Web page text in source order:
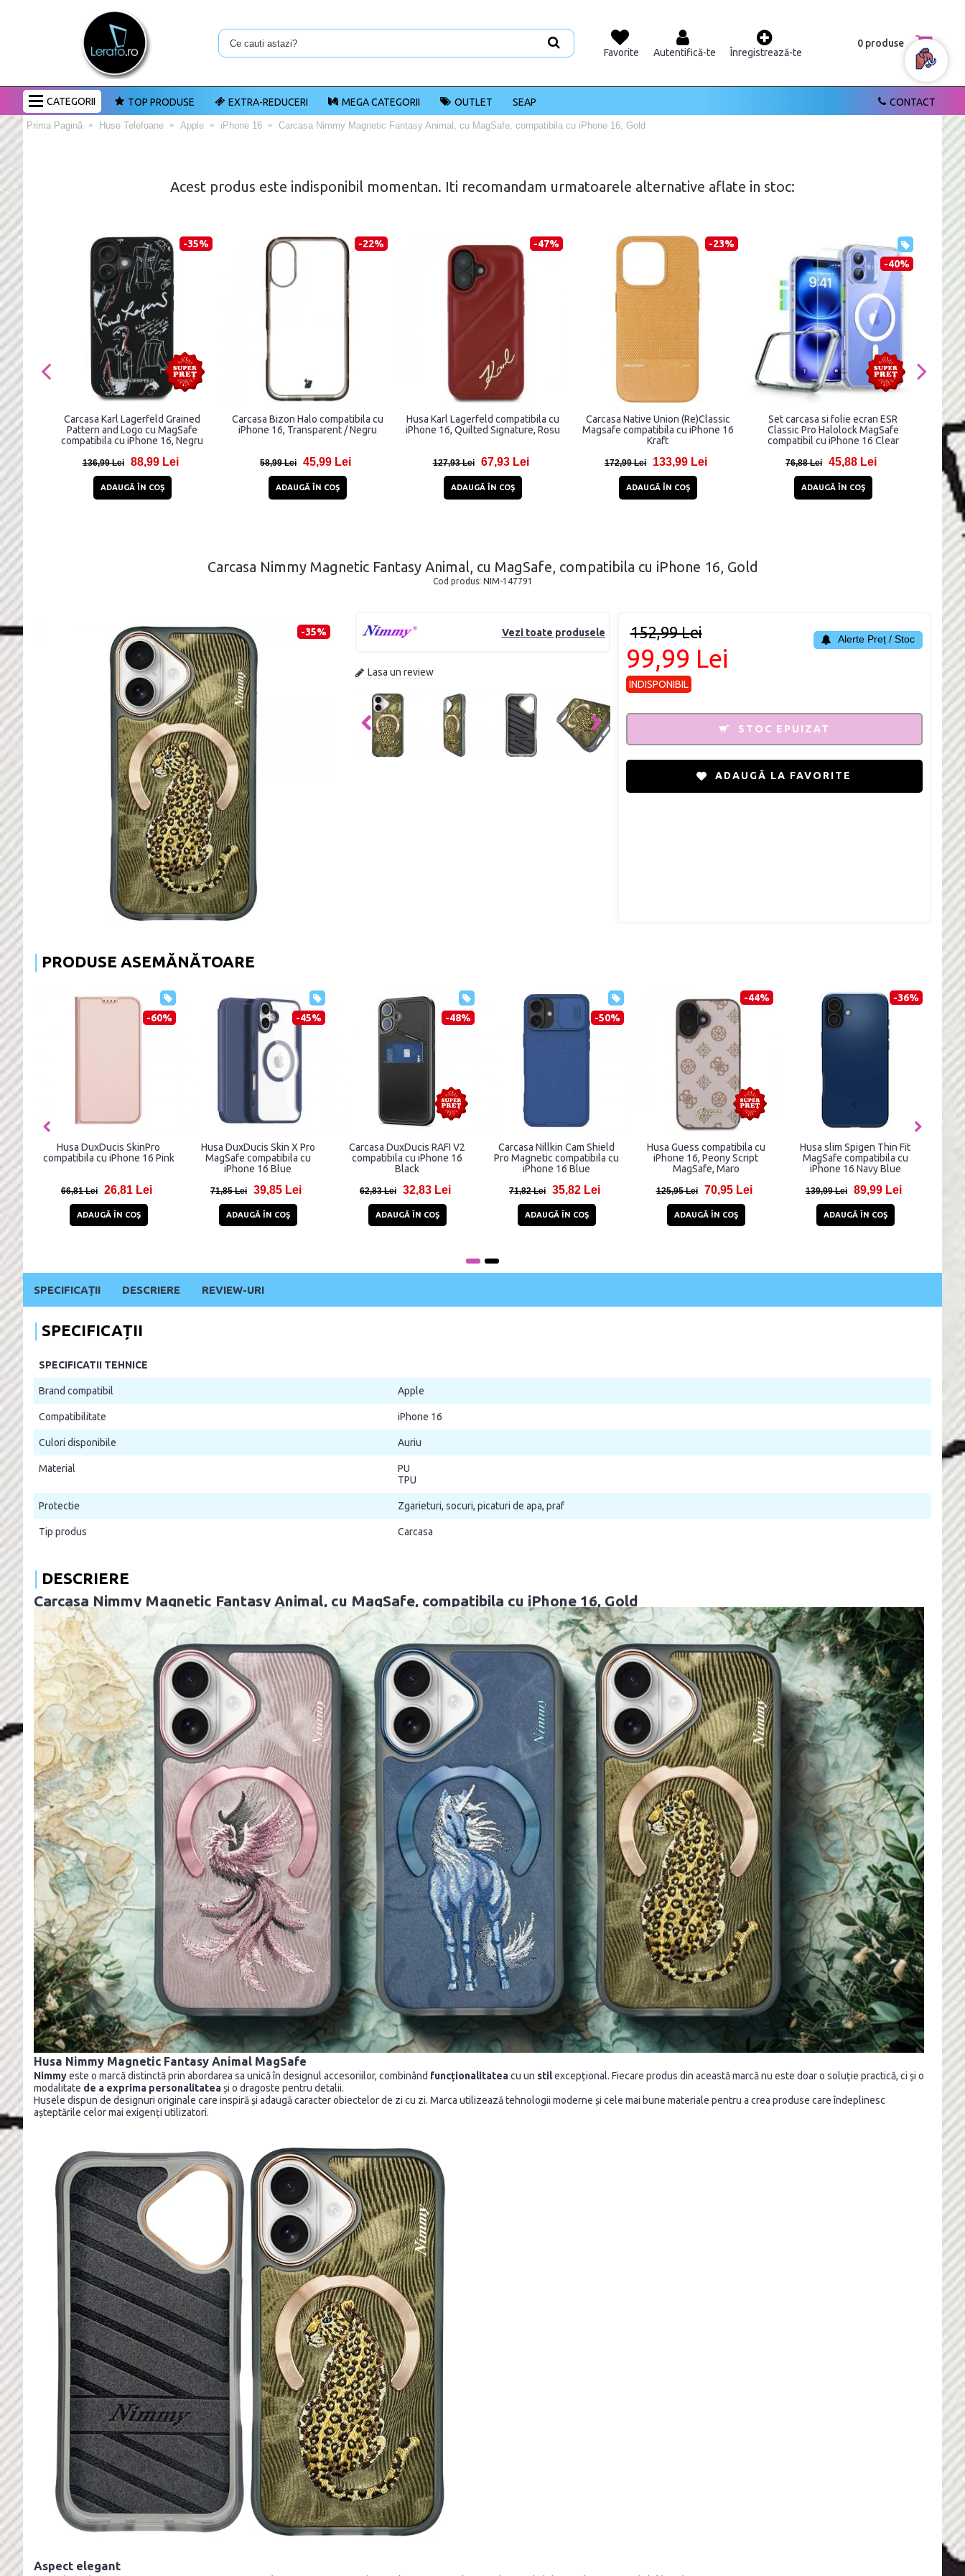
Favorite Autentifică-te Înregistrează-te
0 produse
CATEGORII CONTACT
TOP PRODUSE EXTRA-REDUCERI MEGA CATEGORII OUTLET SEAP
Prima Pagină Huse Telefoane Apple iPhone 16 Carcasa Nimmy Magnetic Fantasy Animal, cu MagSafe, compatibila cu iPhone 16, Gold
Acest produs este indisponibil momentan. Iti recomandam urmatoarele alternative aflate in stoc:
-35%
Carcasa Karl Lagerfeld Grained
Pattern and Logo cu MagSafe
compatibila cu iPhone 16, Negru
136,99 Lei 88,99 Lei
ADAUGĂ ÎN COŞ
-22%
Carcasa Bizon Halo compatibila cu
iPhone 16, Transparent / Negru
58,99 Lei 45,99 Lei
ADAUGĂ ÎN COŞ
-47%
Husa Karl Lagerfeld compatibila cu
iPhone 16, Quilted Signature, Rosu
127,93 Lei 67,93 Lei
ADAUGĂ ÎN COŞ
-23%
Carcasa Native Union (Re)Classic
Magsafe compatibila cu iPhone 16
Kraft
172,99 Lei 133,99 Lei
ADAUGĂ ÎN COŞ
-40%
Set carcasa si folie ecran ESR
Classic Pro Halolock MagSafe
compatibil cu iPhone 16 Clear
76,88 Lei 45,88 Lei
ADAUGĂ ÎN COŞ
Carcasa Nimmy Magnetic Fantasy Animal, cu MagSafe, compatibila cu iPhone 16, Gold
Cod produs: NIM-147791
-35% Vezi toate produsele
Lasa un review
152,99 Lei
99,99 Lei
INDISPONIBIL
Alerte Preț / Stoc
STOC EPUIZAT
ADAUGĂ LA FAVORITE
PRODUSE ASEMĂNĂTOARE
-60%
Husa DuxDucis SkinPro
compatibila cu iPhone 16 Pink
66,81 Lei 26,81 Lei
ADAUGĂ ÎN COŞ
-45%
Husa DuxDucis Skin X Pro
MagSafe compatibila cu
iPhone 16 Blue
71,85 Lei 39,85 Lei
ADAUGĂ ÎN COŞ
-48%
Carcasa DuxDucis RAFI V2
compatibila cu iPhone 16
Black
62,83 Lei 32,83 Lei
ADAUGĂ ÎN COŞ
-50%
Carcasa Nillkin Cam Shield
Pro Magnetic compatibila cu
iPhone 16 Blue
71,82 Lei 35,82 Lei
ADAUGĂ ÎN COŞ
-44%
Husa Guess compatibila cu
iPhone 16, Peony Script
MagSafe, Maro
125,95 Lei 70,95 Lei
ADAUGĂ ÎN COŞ
-36%
Husa slim Spigen Thin Fit
MagSafe compatibila cu
iPhone 16 Navy Blue
139,99 Lei 89,99 Lei
ADAUGĂ ÎN COŞ
SPECIFICAȚII DESCRIERE REVIEW-URI
SPECIFICAȚII
SPECIFICATII TEHNICE
Brand compatibil Apple
Compatibilitate iPhone 16
Culori disponibile Auriu
Material
PU
TPU
Protectie Zgarieturi, socuri, picaturi de apa, praf
Tip produs Carcasa
DESCRIERE
Carcasa Nimmy Magnetic Fantasy Animal, cu MagSafe, compatibila cu iPhone 16, Gold
Husa Nimmy Magnetic Fantasy Animal MagSafe
Nimmyeste o marcă distinctă prin abordarea sa unică în designul accesoriilor, combinând funcționalitateacu un stilexcepțional. Fiecare produs din această marcă nu este doar o soluție practică, ci și o
modalitate de a exprima personalitateași o dragoste pentru detalii.
Husele dispun de designuri originale care inspiră și adaugă caracter obiectelor de zi cu zi. Marca utilizează tehnologii moderne și cele mai bune materiale pentru a crea produse care îndeplinesc
așteptările celor mai exigenți utilizatori.
Aspect elegant